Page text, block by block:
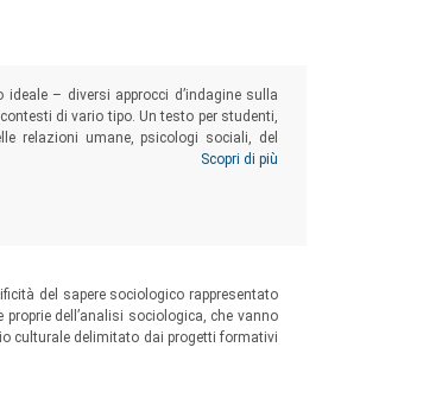
– diversi approcci d’indagine sulla
di vario tipo. Un testo per studenti,
relazioni umane, psicologi sociali, del
coloro che si occupano del rapporto fra
Scopri di più
del sapere sociologico rappresentato
dell’analisi sociologica, che vanno
culturale delimitato dai progetti formativi